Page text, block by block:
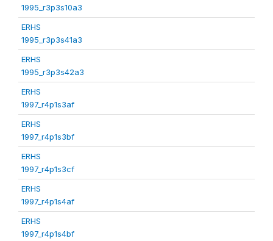
1995_r3p3s10a3
ERHS
1995_r3p3s41a3
ERHS
1995_r3p3s42a3
ERHS
1997_r4p1s3af
ERHS
1997_r4p1s3bf
ERHS
1997_r4p1s3cf
ERHS
1997_r4p1s4af
ERHS
1997_r4p1s4bf